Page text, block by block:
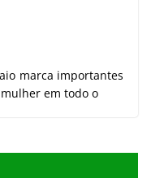
marca importantes
em todo o